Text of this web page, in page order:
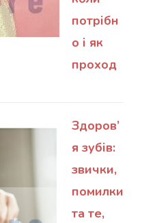
потрібн
о і як
проход
Здоров’
я зубів:
звички,
помилки
та те,